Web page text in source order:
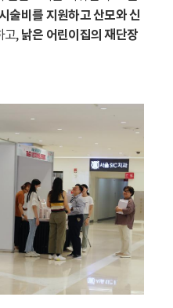
술비를 지원하고 산모와 신
고, 낡은 어린이집의 재단장